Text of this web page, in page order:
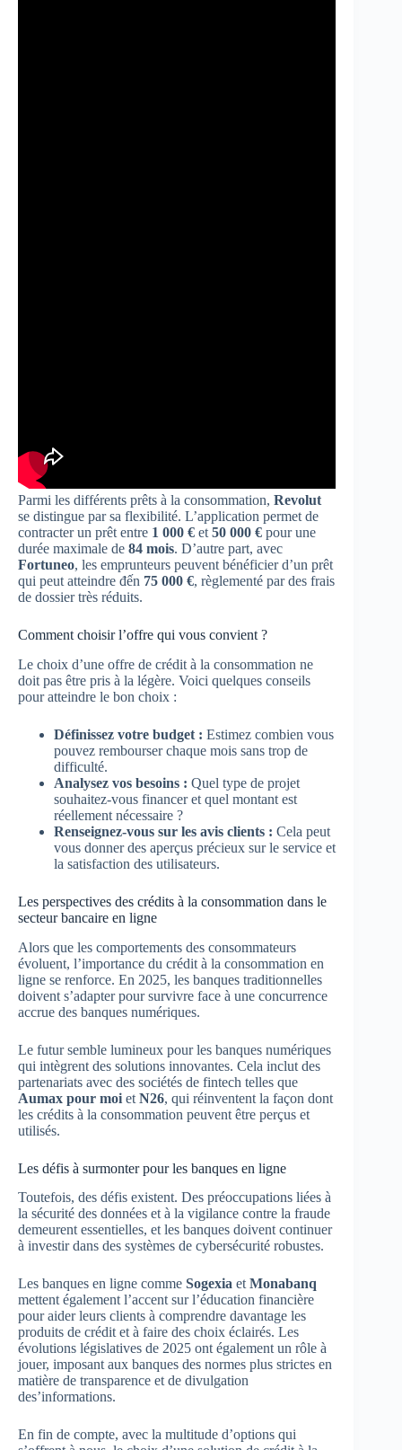
Parmi les différents prêts à la consommation, Revolut
se distingue par sa flexibilité. L’application permet de
contracter un prêt entre 1 000 € et 50 000 € pour une
durée maximale de 84 mois. D’autre part, avec
Fortuneo, les emprunteurs peuvent bénéficier d’un prêt
qui peut atteindre đến 75 000 €, règlementé par des frais
de dossier très réduits.
Comment choisir l’offre qui vous convient ?
Le choix d’une offre de crédit à la consommation ne
doit pas être pris à la légère. Voici quelques conseils
pour atteindre le bon choix :
Définissez votre budget : Estimez combien vous
pouvez rembourser chaque mois sans trop de
difficulté.
Analysez vos besoins : Quel type de projet
souhaitez-vous financer et quel montant est
réellement nécessaire ?
Renseignez-vous sur les avis clients : Cela peut
vous donner des aperçus précieux sur le service et
la satisfaction des utilisateurs.
Les perspectives des crédits à la consommation dans le
secteur bancaire en ligne
Alors que les comportements des consommateurs
évoluent, l’importance du crédit à la consommation en
ligne se renforce. En 2025, les banques traditionnelles
doivent s’adapter pour survivre face à une concurrence
accrue des banques numériques.
Le futur semble lumineux pour les banques numériques
qui intègrent des solutions innovantes. Cela inclut des
partenariats avec des sociétés de fintech telles que
Aumax pour moi et N26, qui réinventent la façon dont
les crédits à la consommation peuvent être perçus et
utilisés.
Les défis à surmonter pour les banques en ligne
Toutefois, des défis existent. Des préoccupations liées à
la sécurité des données et à la vigilance contre la fraude
demeurent essentielles, et les banques doivent continuer
à investir dans des systèmes de cybersécurité robustes.
Les banques en ligne comme Sogexia et Monabanq
mettent également l’accent sur l’éducation financière
pour aider leurs clients à comprendre davantage les
produits de crédit et à faire des choix éclairés. Les
évolutions législatives de 2025 ont également un rôle à
jouer, imposant aux banques des normes plus strictes en
matière de transparence et de divulgation
des’informations.
En fin de compte, avec la multitude d’options qui